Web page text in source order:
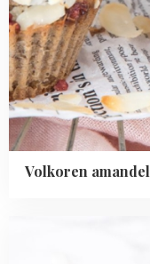
Volkoren